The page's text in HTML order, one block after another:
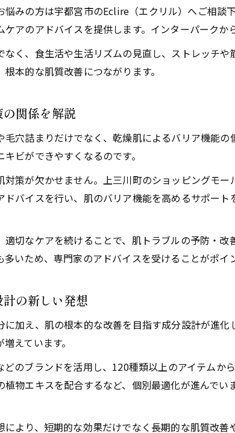
ニキビ改善サポート企業
化粧品メーカーで重視す
口コミや企業理念の重要
地域密着型開発がもたらす画
ニキビの原因に向き合う
地域密着型開発がもたら
地元発の化粧品が選ばれ
安心して転職できる企業の見
安心して働ける化粧品
上三川町好アクセス企業
みの方は宇都宮市のEclire（エクリル）へご相
アのアドバイスを提供します。インターパーク
く、食生活や生活リズムの見直し、ストレッチ
本的な肌質改善につながります。
関係を解説
穴詰まりだけでなく、乾燥肌によるバリア機能
ビができやすくなるのです。
対策が欠かせません。上三川町のショッピングモ
バイスを行い、肌のバリア機能を高めるサポー
切なケアを続けることで、肌トラブルの予防・
いため、専門家のアドバイスを受けることがポイ
の新しい発想
加え、肌の根本的な改善を目指す成分設計が進
えています。
のブランドを活用し、120種類以上のアイテム
物エキスを配合するなど、個別最適化が進んで
により、短期的な効果だけでなく長期的な肌質改